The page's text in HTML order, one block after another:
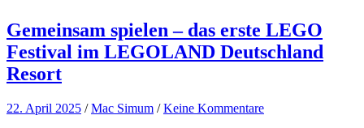
Gemeinsam spielen – das erste LEGO
Festival im LEGOLAND Deutschland
Resort
22. April 2025 /Mac Simum /Keine Kommentare